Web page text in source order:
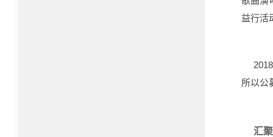
益行活
2018
所以公
汇